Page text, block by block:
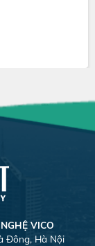
VICO
Đông, Hà Nội